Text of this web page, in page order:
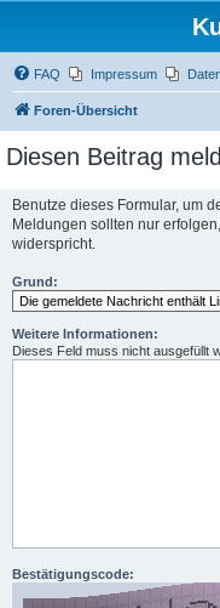
FAQ Impressum
Foren-Übersicht
Diesen Beitrag
Benutze dieses Formular, um
Meldungen sollten nur
widerspricht.
Grund:
Weitere Informationen:
Dieses Feld muss nicht ausgefüllt
Bestätigungscode: